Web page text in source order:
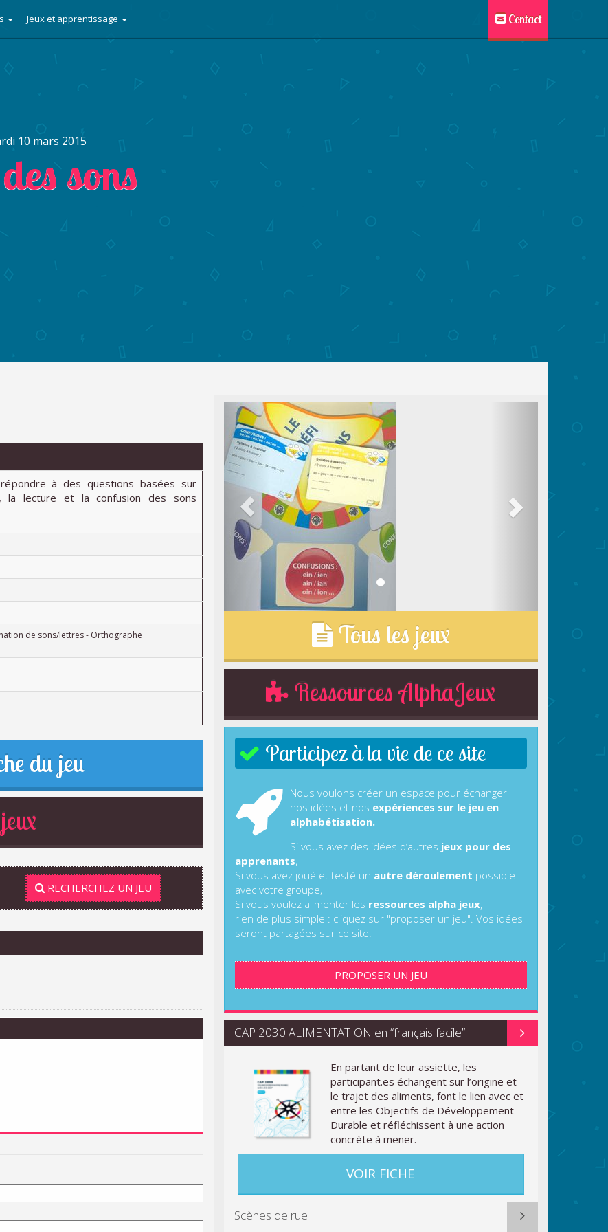
Jeux et apprentissage Contact
10 mars 2015
sons
à des questions basées sur
la lecture et la confusion des sons
de sons/lettres - Orthographe
du jeu
RECHERCHEZ UN JEU
Tous les jeux
Ressources AlphaJeux
Participez à la vie de ce site
Nous voulons créer un espace pour échanger
nos idées et nos expériences sur le jeu en
alphabétisation.
Si vous avez des idées d’autres jeux pour des
apprenants,
Si vous avez joué et testé un autre déroulement possible
avec votre groupe,
Si vous voulez alimenter les ressources alpha jeux,
rien de plus simple : cliquez sur "proposer un jeu". Vos idées
seront partagées sur ce site.
PROPOSER UN JEU
CAP 2030 ALIMENTATION en “français facile”
En partant de leur assiette, les
participant.es échangent sur l’origine et
le trajet des aliments, font le lien avec et
entre les Objectifs de Développement
Durable et réfléchissent à une action
concrète à mener.
VOIR FICHE
Scènes de rue